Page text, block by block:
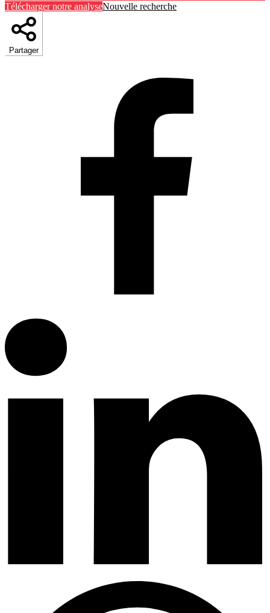
Télécharger notre analyseNouvelle recherche
Partager